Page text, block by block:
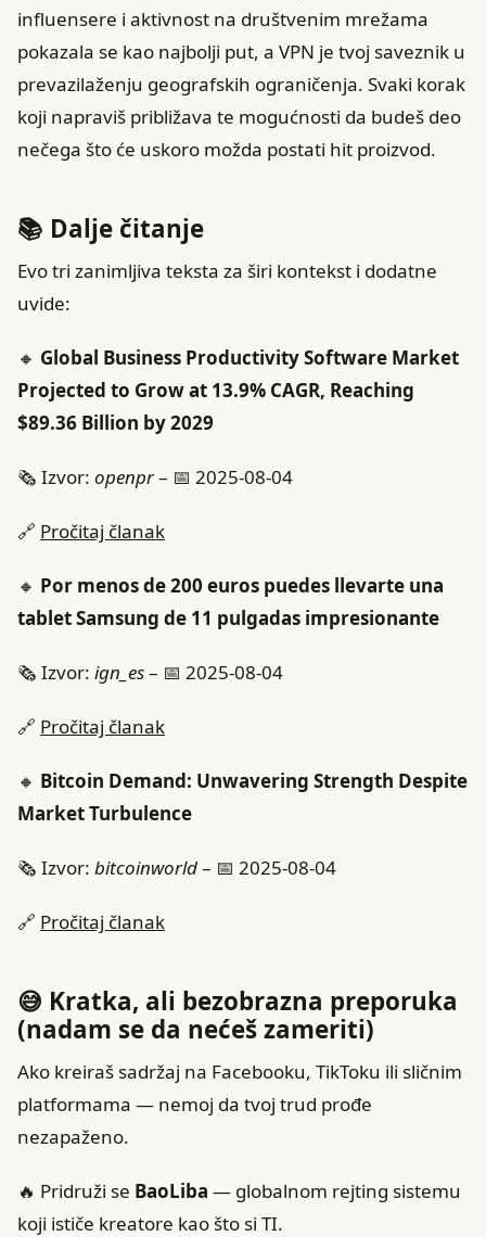
influensere i aktivnost na društvenim mrežama
pokazala se kao najbolji put, a VPN je tvoj saveznik u
prevazilaženju geografskih ograničenja. Svaki korak
koji napraviš približava te mogućnosti da budeš deo
nečega što će uskoro možda postati hit proizvod.
📚 Dalje čitanje
Evo tri zanimljiva teksta za širi kontekst i dodatne
uvide:
🔸 Global Business Productivity Software Market
Projected to Grow at 13.9% CAGR, Reaching
$89.36 Billion by 2029
🗞️ Izvor: openpr– 📅 2025-08-04
🔗 Pročitaj članak
🔸 Por menos de 200 euros puedes llevarte una
tablet Samsung de 11 pulgadas impresionante
🗞️ Izvor: ign_es– 📅 2025-08-04
🔗 Pročitaj članak
🔸 Bitcoin Demand: Unwavering Strength Despite
Market Turbulence
🗞️ Izvor: bitcoinworld– 📅 2025-08-04
🔗 Pročitaj članak
😅 Kratka, ali bezobrazna preporuka
(nadam se da nećeš zameriti)
Ako kreiraš sadržaj na Facebooku, TikToku ili sličnim
platformama — nemoj da tvoj trud prođe
nezapaženo.
🔥 Pridruži se BaoLiba — globalnom rejting sistemu
koji ističe kreatore kao što si TI.